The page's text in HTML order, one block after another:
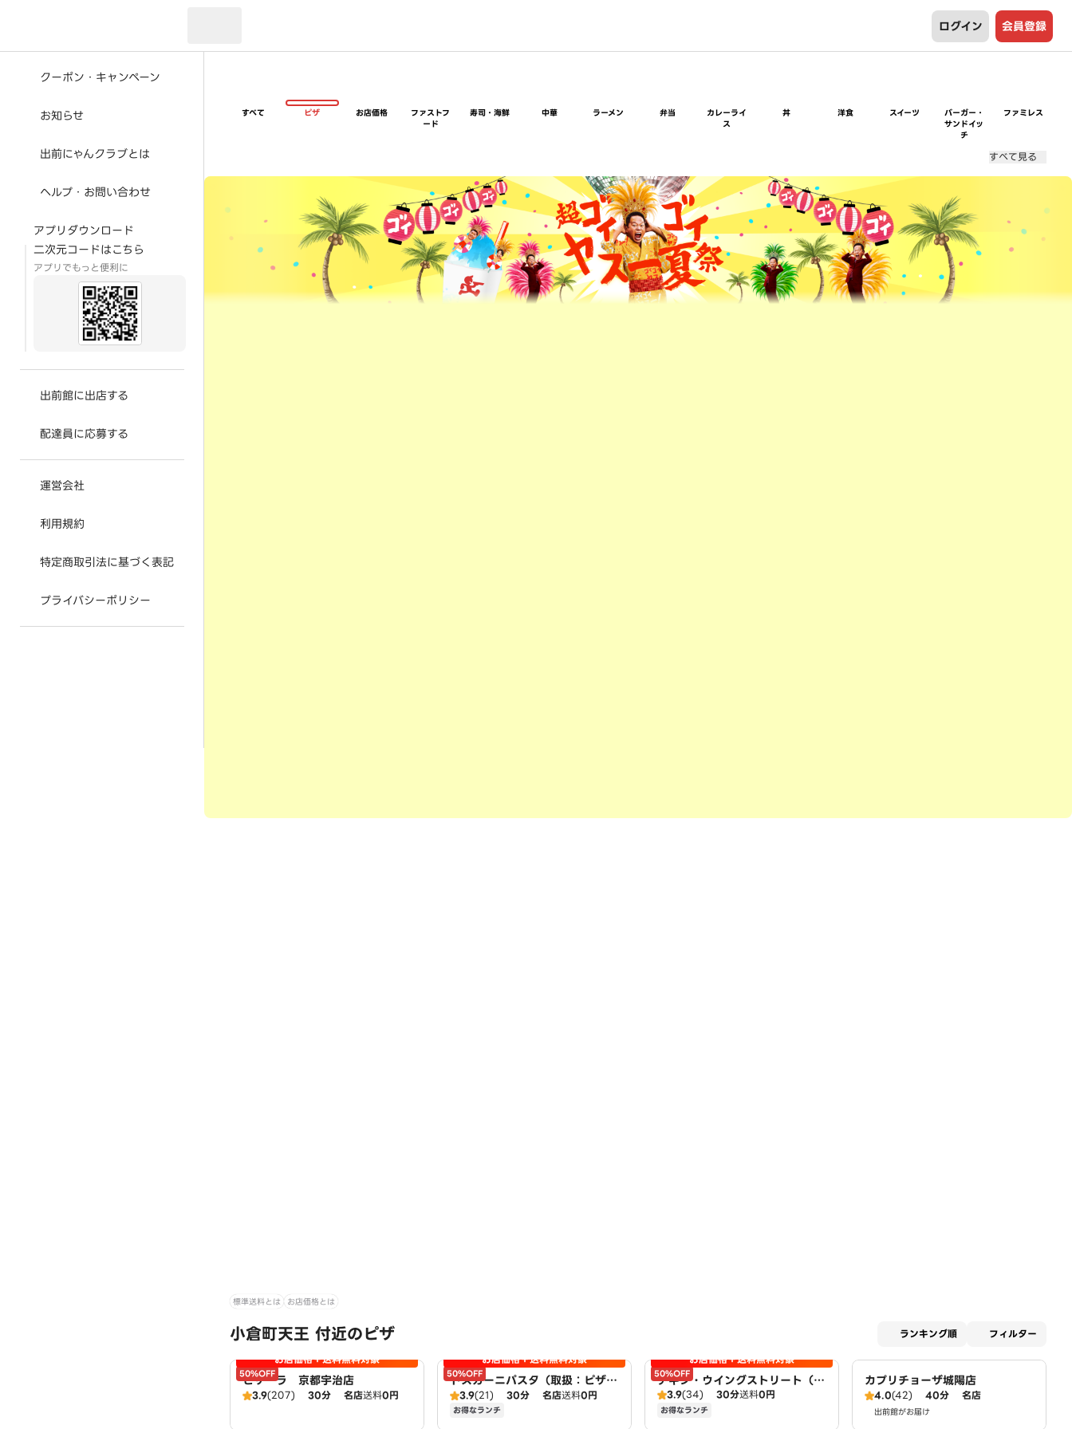
ログイン 会員登録
クーポン・キャンペーン
お知らせ
出前にゃんクラブとは
ヘルプ・お問い合わせ
アプリダウンロード
二次元コードはこちら
アプリでもっと便利に
出前館に出店する
配達員に応募する
運営会社
利用規約
特定商取引法に基づく表記
プライバシーポリシー
すべて ピザ お店価格
ファストフ
ード
寿司・海鮮 中華 ラーメン 弁当
カレーライ
ス
丼 洋食 スイーツ
バーガー・
サンドイッ
チ
ファミレス
すべて見る
超ゴイゴイヤスー夏祭
標準送料とは お店価格とは
小倉町天王 付近のピザ ランキング順 フィルター
50%OFF
お店価格＋送料無料対象
ピザーラ 京都宇治店
3.9(207) 30分 名店送料0円
50%OFF
お店価格＋送料無料対象
トスカーニパスタ（取扱：ピザハ
ット宇治小倉店）
3.9(21) 30分 名店送料0円
お得なランチ
50%OFF
お店価格＋送料無料対象
チキン・ウイングストリート（取
扱：ピザハット宇治小倉店）
3.9(34) 30分送料0円
お得なランチ
カプリチョーザ城陽店
4.0(42) 40分 名店
出前館がお届け